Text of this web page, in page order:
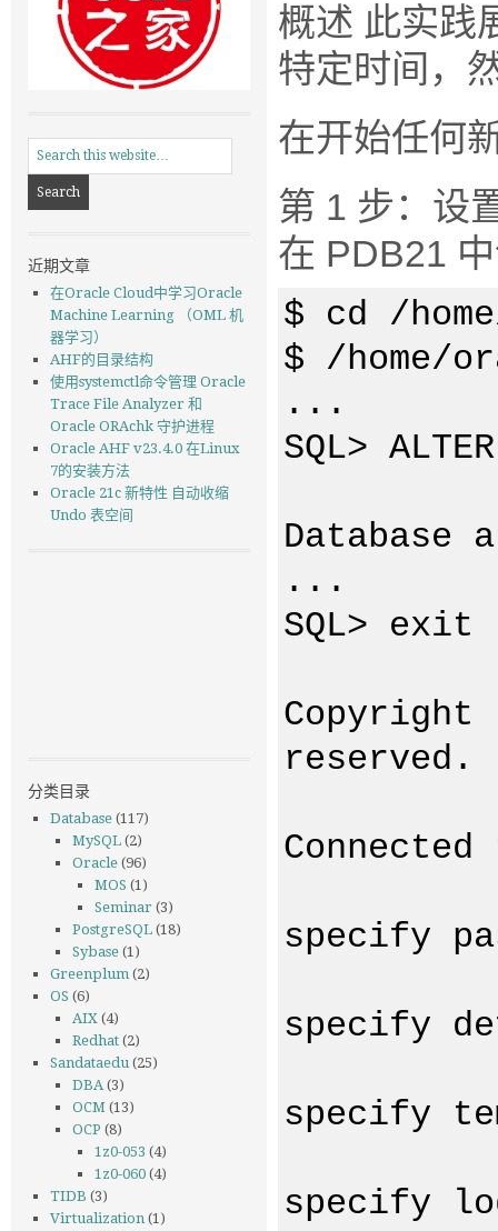
概述 此实践
特定时间，
在开始任何
第 1 步：设
在 PDB21
$ cd /
$ /home/
...
SQL>
Database
...
SQL> exit
reserved.
specify
specify
specify
specify
近期文章
在Oracle Cloud中学习Oracle
Machine Learning （OML 机
器学习）
AHF的目录结构
使用systemctl命令管理 Oracle
Trace File Analyzer 和
Oracle ORAchk 守护进程
Oracle AHF v23.4.0 在Linux
7的安装方法
Oracle 21c 新特性 自动收缩
Undo 表空间
分类目录
Database (117)
MySQL (2)
Oracle (96)
MOS (1)
Seminar (3)
PostgreSQL (18)
Sybase (1)
Greenplum (2)
OS (6)
AIX (4)
Redhat (2)
Sandataedu (25)
DBA(3)
OCM (13)
OCP (8)
1z0-053 (4)
1z0-060 (4)
TIDB (3)
Virtualization (1)